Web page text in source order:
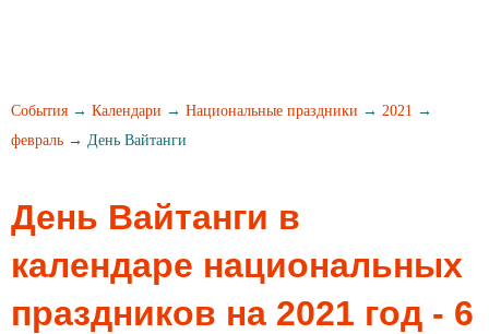
События → Календари → Национальные праздники → 2021 →
февраль → День Вайтанги
День Вайтанги в
календаре национальных
праздников на 2021 год - 6